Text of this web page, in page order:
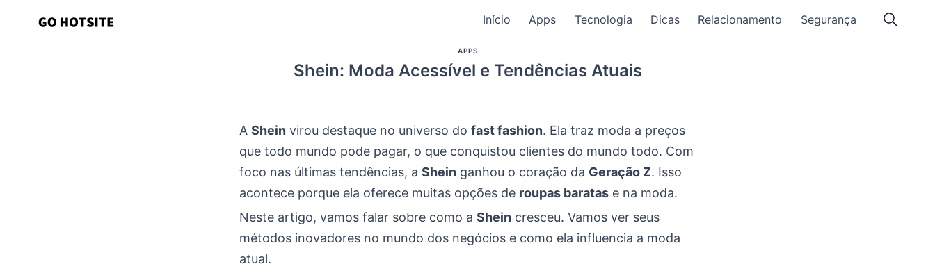
Início Apps Tecnologia Dicas Relacionamento Segurança
APPS
Shein: Moda Acessível e Tendências Atuais
A Shein virou destaque no universo do fast fashion. Ela traz moda a preços
que todo mundo pode pagar, o que conquistou clientes do mundo todo. Com
foco nas últimas tendências, a Shein ganhou o coração da Geração Z. Isso
acontece porque ela oferece muitas opções de roupas baratas e na moda.
Neste artigo, vamos falar sobre como a Shein cresceu. Vamos ver seus
métodos inovadores no mundo dos negócios e como ela influencia a moda
atual.